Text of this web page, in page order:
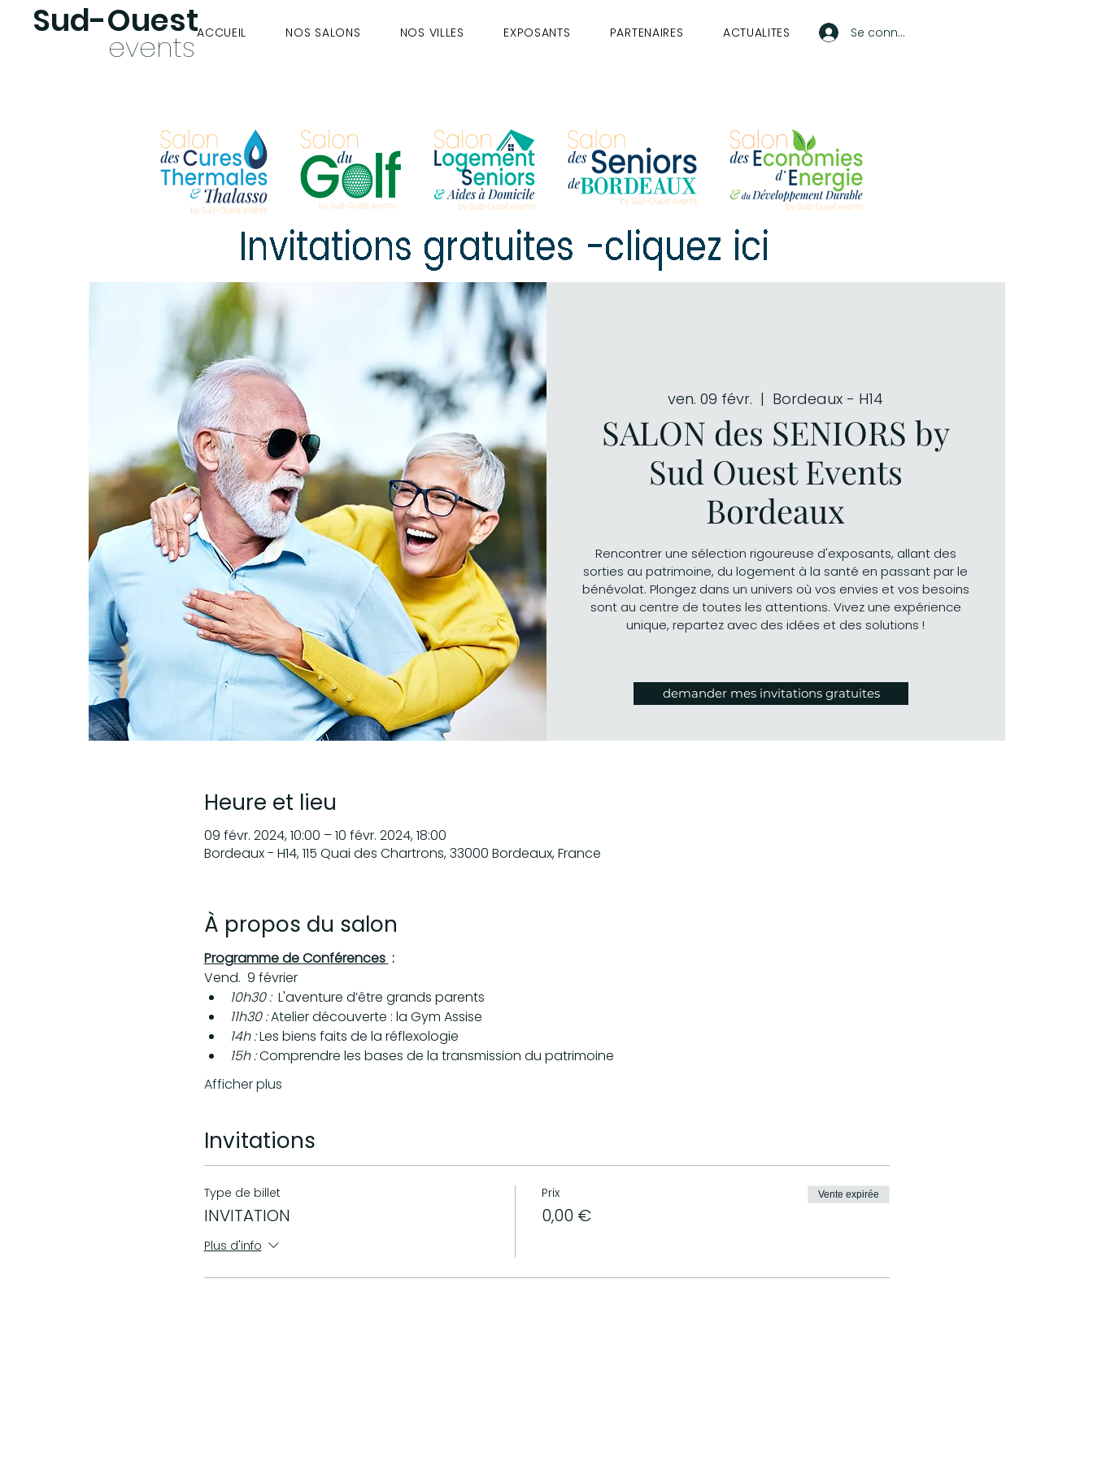
events
Sud-OuestACCUEIL NOS SALONS NOS VILLES EXPOSANTS PARTENAIRES ACTUALITES Se connecter
ven. 09 févr.
  |
Bordeaux - H14
SALON des SENIORS by
Sud Ouest Events
Bordeaux
Rencontrer une sélection rigoureuse d'exposants, allant des
sorties au patrimoine, du logement à la santé en passant par le
bénévolat. Plongez dans un univers où vos envies et vos besoins
sont au centre de toutes les attentions. Vivez une expérience
unique, repartez avec des idées et des solutions !
Heure et lieu
09 févr. 2024, 10:00 – 10 févr. 2024, 18:00
Bordeaux - H14, 115 Quai des Chartrons, 33000 Bordeaux, France
À propos du salon
Programme de Conférences :
Vend.  9 février
10h30 : L'aventure d’être grands parents
11h30 : Atelier découverte : la Gym Assise
14h : Les biens faits de la réflexologie
15h : Comprendre les bases de la transmission du patrimoine
Afficher plus
Invitations
Type de billet
INVITATION
Plus d'info
Prix
0,00 €
Vente expirée
demander mes invitations gratuites